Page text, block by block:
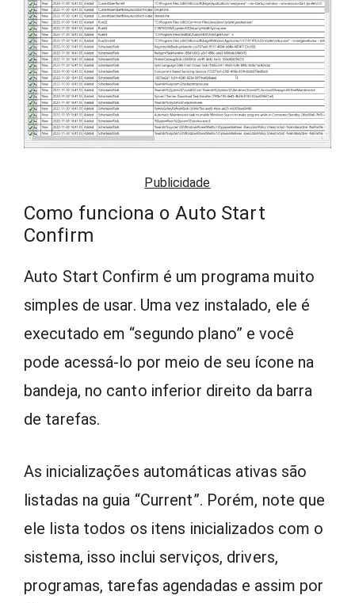
Publicidade
Como funciona o Auto Start
Confirm
Auto Start Confirm é um programa muito
simples de usar. Uma vez instalado, ele é
executado em “segundo plano” e você
pode acessá-lo por meio de seu ícone na
bandeja, no canto inferior direito da barra
de tarefas.
As inicializações automáticas ativas são
listadas na guia “Current”. Porém, note que
ele lista todos os itens inicializados com o
sistema, isso inclui serviços, drivers,
programas, tarefas agendadas e assim por